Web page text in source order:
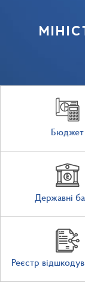
Бюджет
Державні
Реєстр